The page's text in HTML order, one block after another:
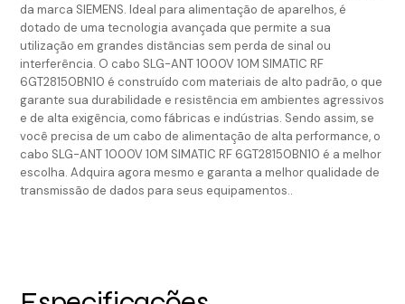
da marca SIEMENS. Ideal para alimentação de aparelhos, é
dotado de uma tecnologia avançada que permite a sua
utilização em grandes distâncias sem perda de sinal ou
interferência. O cabo SLG-ANT 1000V 10M SIMATIC RF
6GT28150BN10 é construído com materiais de alto padrão, o que
garante sua durabilidade e resistência em ambientes agressivos
e de alta exigência, como fábricas e indústrias. Sendo assim, se
você precisa de um cabo de alimentação de alta performance, o
cabo SLG-ANT 1000V 10M SIMATIC RF 6GT28150BN10 é a melhor
escolha. Adquira agora mesmo e garanta a melhor qualidade de
transmissão de dados para seus equipamentos..